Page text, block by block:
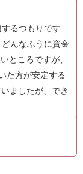
るつもりです
んなふうに資金
ところですが、
た方が安定する
ましたが、でき